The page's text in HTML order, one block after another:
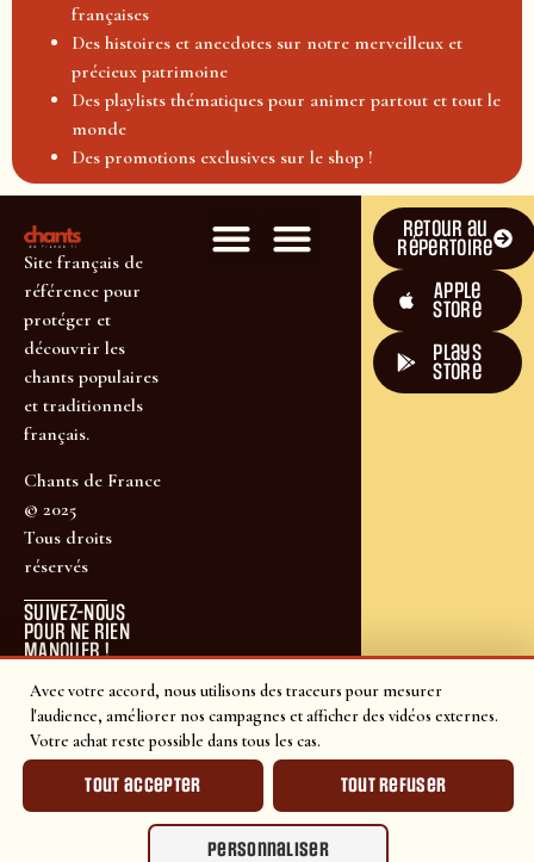
Avec votre accord, nous utilisons des traceurs pour mesurer
l'audience, améliorer nos campagnes et afficher des vidéos externes.
Votre achat reste possible dans tous les cas.
Tout accepter Tout refuser
Personnaliser
françaises
Des histoires et anecdotes sur notre merveilleux et
précieux patrimoine
Des playlists thématiques pour animer partout et tout le
monde
Des promotions exclusives sur le shop !
Site français de
référence pour
protéger et
découvrir les
chants populaires
et traditionnels
français.
Chants de France
© 2025
Tous droits
réservés
SUIVEZ-NOUS
POUR NE RIEN
MANQUER !
Retour au
répertoire
Apple
Store
plays
store